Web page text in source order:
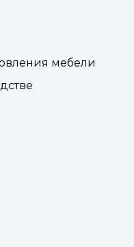
мебели